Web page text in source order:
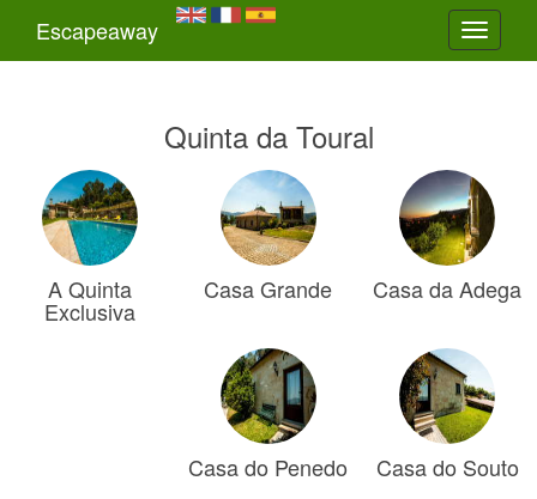
Toggle
Escapeaway
Quinta da Toural
A Quinta
Exclusiva
Casa Grande Casa da Adega
Casa do Penedo Casa do Souto